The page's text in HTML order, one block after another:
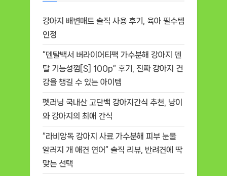
강아지 배변매트 솔직 사용 후기, 육아 필수템
인정
“덴탈백서 버라이어티팩 가수분해 강아지 덴
탈 기능성껌[S] 100p” 후기, 진짜 강아지 건
강을 챙길 수 있는 아이템
펫러닝 국내산 고단백 강아지간식 추천, 냥이
와 강아지의 최애 간식
“라비앙독 강아지 사료 가수분해 피부 눈물
알러지 개 애견 연어” 솔직 리뷰, 반려견에 딱
맞는 선택